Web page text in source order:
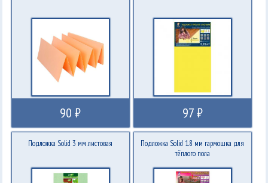
90 ₽ 97 ₽
Подложка Solid 3 мм листовая
Подложка Solid 1.8 мм гармошка для
тёплого пола